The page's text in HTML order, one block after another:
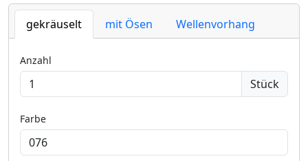
gekräuselt mit Ösen Wellenvorhang
Anzahl
Stück
Farbe